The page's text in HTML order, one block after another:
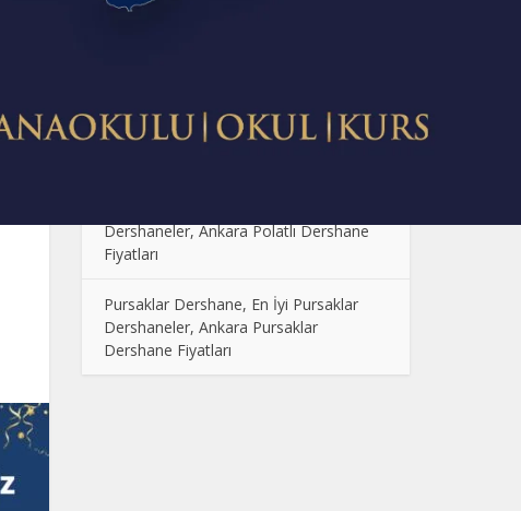
Anaokulunda Günlük Rutinler: Çocukların
Kolej Seçimi Yaparken Dikkat Edilmesi
Dershaneler, Ankara Polatlı Dershane
Fiyatları
Pursaklar Dershane, En İyi Pursaklar
Dershaneler, Ankara Pursaklar
Dershane Fiyatları